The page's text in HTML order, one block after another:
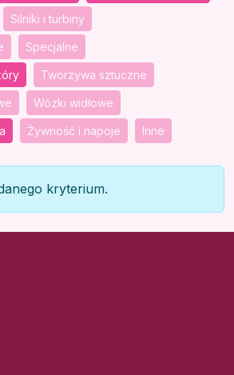
Silniki i turbiny
Specjalne
Tworzywa sztuczne
Wózki widłowe
Żywność i napoje Inne
kryterium.